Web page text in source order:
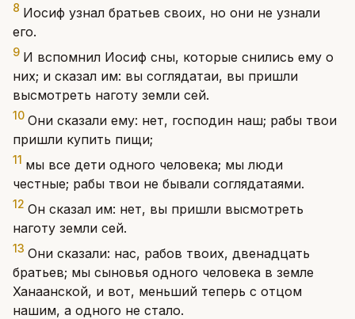
8 Иосиф узнал братьев своих, но они не узнали
его.
9 И вспомнил Иосиф сны, которые снились ему о
них; и сказал им: вы соглядатаи, вы пришли
высмотреть наготу земли сей.
10 Они сказали ему: нет, господин наш; рабы твои
пришли купить пищи;
11 мы все дети одного человека; мы люди
честные; рабы твои не бывали соглядатаями.
12 Он сказал им: нет, вы пришли высмотреть
наготу земли сей.
13 Они сказали: нас, рабов твоих, двенадцать
братьев; мы сыновья одного человека в земле
Ханаанской, и вот, меньший теперь с отцом
нашим, а одного не стало.